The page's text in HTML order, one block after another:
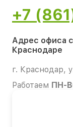
+7
Адрес офиса
Краснодаре
г. Краснодар,
Работаем ПН-